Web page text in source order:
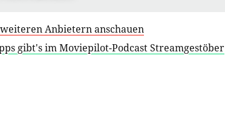
Anbietern anschauen
gibt's im Moviepilot-Podcast Streamgestöber